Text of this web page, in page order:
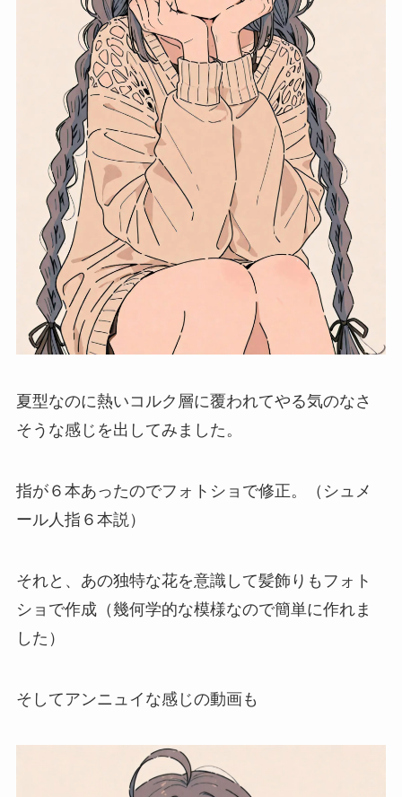
夏型なのに熱いコルク層に覆われてやる気のなさ
そうな感じを出してみました。
指が６本あったのでフォトショで修正。（シュメ
ール人指６本説）
それと、あの独特な花を意識して髪飾りもフォト
ショで作成（幾何学的な模様なので簡単に作れま
した）
そしてアンニュイな感じの動画も